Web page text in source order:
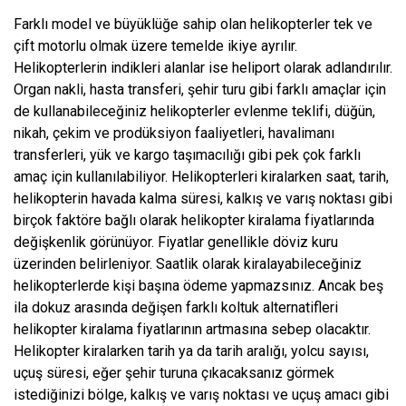
Farklı model ve büyüklüğe sahip olan helikopterler tek ve
çift motorlu olmak üzere temelde ikiye ayrılır.
Helikopterlerin indikleri alanlar ise heliport olarak adlandırılır.
Organ nakli, hasta transferi, şehir turu gibi farklı amaçlar için
de kullanabileceğiniz helikopterler evlenme teklifi, düğün,
nikah, çekim ve prodüksiyon faaliyetleri, havalimanı
transferleri, yük ve kargo taşımacılığı gibi pek çok farklı
amaç için kullanılabiliyor. Helikopterleri kiralarken saat, tarih,
helikopterin havada kalma süresi, kalkış ve varış noktası gibi
birçok faktöre bağlı olarak helikopter kiralama fiyatlarında
değişkenlik görünüyor. Fiyatlar genellikle döviz kuru
üzerinden belirleniyor. Saatlik olarak kiralayabileceğiniz
helikopterlerde kişi başına ödeme yapmazsınız. Ancak beş
ila dokuz arasında değişen farklı koltuk alternatifleri
helikopter kiralama fiyatlarının artmasına sebep olacaktır.
Helikopter kiralarken tarih ya da tarih aralığı, yolcu sayısı,
uçuş süresi, eğer şehir turuna çıkacaksanız görmek
istediğinizi bölge, kalkış ve varış noktası ve uçuş amacı gibi